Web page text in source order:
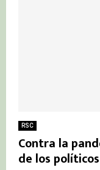
RSC
Contra la
de los políticos